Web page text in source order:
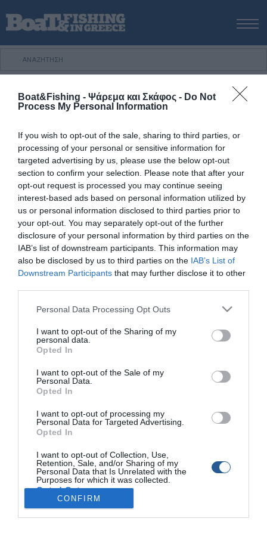
Boat&Fishing - Ψάρεμα και Σκάφος - Do Not
Process My Personal Information
If you wish to opt-out of the sale, sharing to third parties, or
processing of your personal or sensitive information for
targeted advertising by us, please use the below opt-out
section to confirm your selection. Please note that after your
opt-out request is processed you may continue seeing
interest-based ads based on personal information utilized by
us or personal information disclosed to third parties prior to
your opt-out. You may separately opt-out of the further
disclosure of your personal information by third parties on the
IAB’s list of downstream participants. This information may
also be disclosed by us to third parties on the IAB’s List of
Downstream Participants that may further disclose it to other
Personal Data Processing Opt Outs
I want to opt-out of the Sharing of my
personal data.
Opted In
I want to opt-out of the Sale of my
Personal Data.
Opted In
I want to opt-out of processing my
Personal Data for Targeted Advertising.
Opted In
I want to opt-out of Collection, Use,
Retention, Sale, and/or Sharing of my
Personal Data that Is Unrelated with the
Purposes for which it was collected.
Opted Out
CONFIRM
ΑΡΧΙΚΗ
ΝΕΑ
ΕΚΔΟΣΕΙΣ
ΨΑΡΕΜΑ ΑΠΟ ΑΚΤΗ
ΨΑΡΟΤΟΥΦΕΚΟ
ΣΚΑΦΟΣ
VIDEO
ΕΞΟΠΛΙΣΜΟΣ
ΘΕΣΣΑΛΟΝΙΚΗ BOAT & FISHING SHOW 2025
BOAT & FISHING SHOW 2025
6ο Παγκόσµιο Πρωτάθληµα αλιείας από
σκάφος
29 Σεπτεμβρίου, 2015
6ο Παγκόσµιο Πρωτάθληµα αλιείας από
σκάφος
Το οκταήµερο 5 µε 12 Οκτωβρίου, πραγµατοποιήθηκε το
6ο Παγκόσµιο Πρωτάθληµα αλιείας µε καλάµι και
µηχανισµό από σκάφος, που έγινε στo Tivat του
Montenegro (Μαυροβούνιο). Πρωταθλήτρια µε
αποτελέσµατα: